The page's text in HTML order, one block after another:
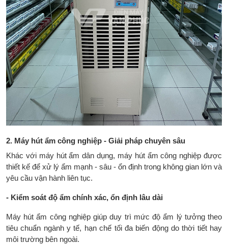
2. Máy hút ẩm công nghiệp - Giải pháp chuyên sâu
Khác với máy hút ẩm dân dụng, máy hút ẩm công nghiệp được
thiết kế để xử lý ẩm mạnh - sâu - ổn định trong không gian lớn và
yêu cầu vận hành liên tục.
- Kiểm soát độ ẩm chính xác, ổn định lâu dài
Máy hút ẩm công nghiệp giúp duy trì mức độ ẩm lý tưởng theo
tiêu chuẩn ngành y tế, hạn chế tối đa biến động do thời tiết hay
môi trường bên ngoài.